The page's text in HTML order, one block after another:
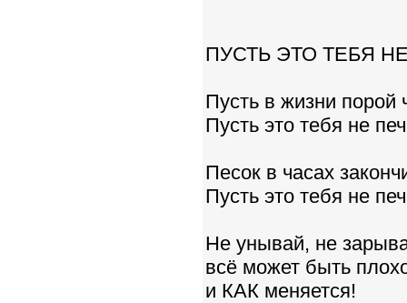
ПУСТЬ ЭТО ТЕБЯ
Пусть в жизни порой
Пусть это тебя не
Песок в часах
Пусть это тебя не
Не унывай, не
всё может быть
и КАК меняется!